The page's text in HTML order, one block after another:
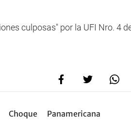
culposas" por la UFI Nro. 4
Choque Panamericana